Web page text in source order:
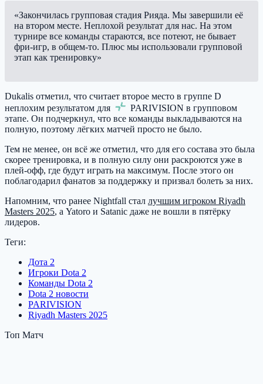
«Закончилась групповая стадия Рияда. Мы завершили её
на втором месте. Неплохой результат для нас. На этом
турнире все команды стараются, все потеют, не бывает
фри-игр, в общем-то. Плюс мы использовали групповой
этап как тренировку»
Dukalis отметил, что считает второе место в группе D
неплохим результатом для
PARIVISION в групповом
этапе. Он подчеркнул, что все команды выкладываются на
полную, поэтому лёгких матчей просто не было.
Тем не менее, он всё же отметил, что для его состава это была
скорее тренировка, и в полную силу они раскроются уже в
плей-офф, где будут играть на максимум. После этого он
поблагодарил фанатов за поддержку и призвал болеть за них.
Напомним, что ранее Nightfall стал лучшим игроком Riyadh
Masters 2025, а Yatoro и Satanic даже не вошли в пятёрку
лидеров.
Теги:
Дота 2
Игроки Dota 2
Команды Dota 2
Dota 2 новости
PARIVISION
Riyadh Masters 2025
Топ Матч